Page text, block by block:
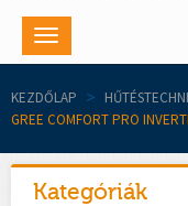
Toggle
navigation
KEZDŐLAP >
GREE COMFORT PRO
Kategóriák